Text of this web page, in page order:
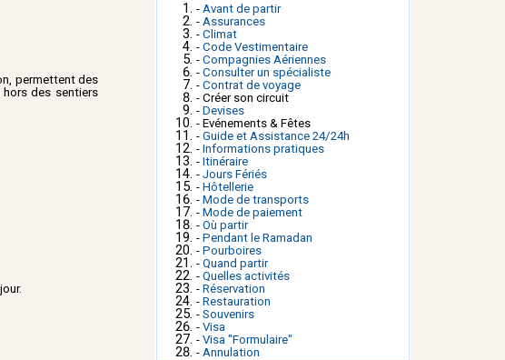
permettent des
hors des sentiers
- Avant de partir
- Assurances
- Climat
- Code Vestimentaire
- Compagnies Aériennes
- Consulter un spécialiste
- Contrat de voyage
- Créer son circuit
- Devises
- Evénements & Fêtes
- Guide et Assistance 24/24h
- Informations pratiques
- Itinéraire
- Jours Fériés
- Hôtellerie
- Mode de transports
- Mode de paiement
- Où partir
- Pendant le Ramadan
- Pourboires
- Quand partir
- Quelles activités
- Réservation
- Restauration
- Souvenirs
- Visa
- Visa "Formulaire"
- Annulation